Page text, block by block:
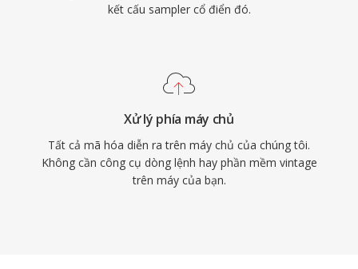
kết cấu sampler cổ điển đó.
Xử lý phía máy chủ
Tất cả mã hóa diễn ra trên máy chủ của chúng tôi.
Không cần công cụ dòng lệnh hay phần mềm vintage
trên máy của bạn.